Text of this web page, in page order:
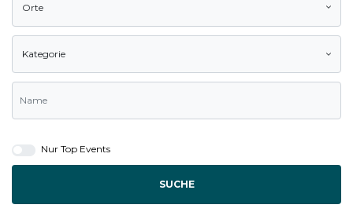
Orte
Kategorie
Nur Top Events
SUCHE